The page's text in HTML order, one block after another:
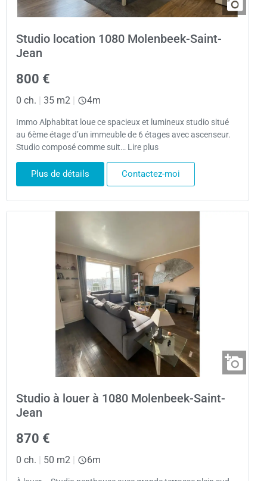
Studio location 1080 Molenbeek-Saint-
Jean
800 €
0 ch. | 35 m2 | 4m
Immo Alphabitat loue ce spacieux et lumineux studio situé
au 6ème étage d’un immeuble de 6 étages avec ascenseur.
Studio composé comme suit… Lire plus
Plus de détails Contactez-moi
Studio à louer à 1080 Molenbeek-Saint-
Jean
870 €
0 ch. | 50 m2 | 6m